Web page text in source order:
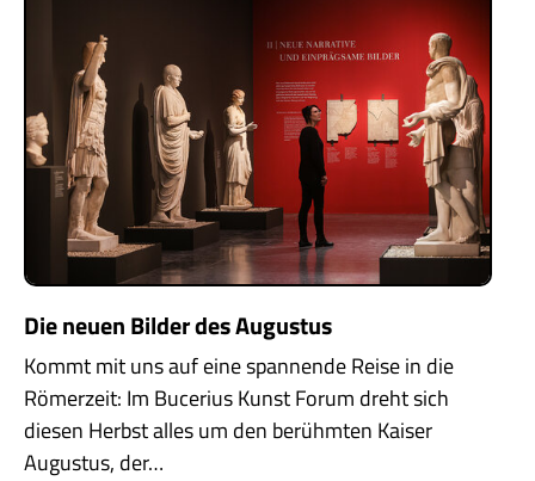
Die neuen Bilder des Augustus
Kommt mit uns auf eine spannende Reise in die
Römerzeit: Im Bucerius Kunst Forum dreht sich
diesen Herbst alles um den berühmten Kaiser
Augustus, der…